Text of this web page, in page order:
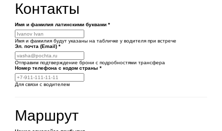
Контакты
Имя и фамилия латинскими буквами *
Имя и фамилия будут указаны на табличке у водителя при встрече
Эл. почта (Email) *
Отправим подтверждение брони с подробностями трансфера
Номер телефона с кодом страны *
Для связи с водителем
Маршрут